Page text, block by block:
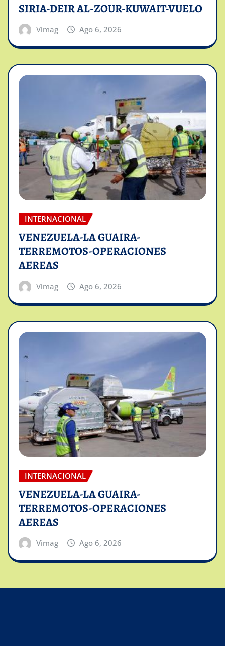
SIRIA-DEIR AL-ZOUR-KUWAIT-VUELO
Vimag Ago 6, 2026
INTERNACIONAL
VENEZUELA-LA GUAIRA-
TERREMOTOS-OPERACIONES
AEREAS
Vimag Ago 6, 2026
INTERNACIONAL
VENEZUELA-LA GUAIRA-
TERREMOTOS-OPERACIONES
AEREAS
Vimag Ago 6, 2026